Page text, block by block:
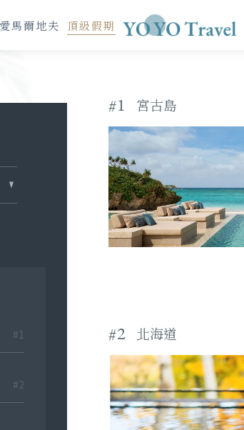
馬爾地夫 頂級假期
#1
#2
#1 宮古島
#2 北海道